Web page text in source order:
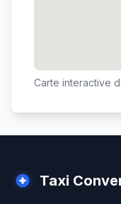
Carte interactive
Taxi